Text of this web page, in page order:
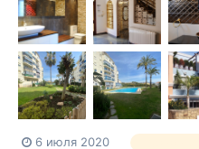
6 июля 2020